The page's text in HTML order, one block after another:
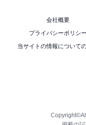
会社概要
プライバシーポリシー
当サイトの情報について